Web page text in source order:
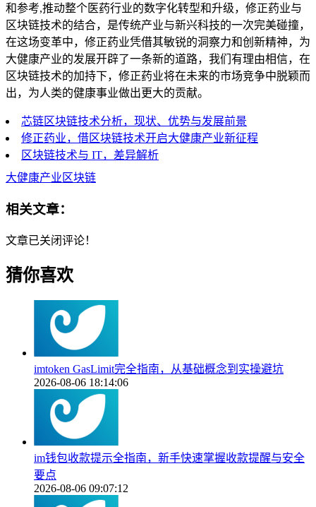
和参考,推动整个医药行业的数字化转型和升级，修正药业与
区块链技术的结合，是传统产业与新兴科技的一次完美碰撞，
在这场变革中，修正药业凭借其敏锐的洞察力和创新精神，为
大健康产业的发展开辟了一条新的道路，我们有理由相信，在
区块链技术的加持下，修正药业将在未来的市场竞争中脱颖而
出，为人类的健康事业做出更大的贡献。
芯链区块链技术分析，现状、优势与发展前景
修正药业，借区块链技术开启大健康产业新征程
区块链技术与 IT，差异解析
大健康产业区块链
相关文章：
文章已关闭评论！
猜你喜欢
imtoken GasLimit完全指南，从基础概念到实操避坑
2026-08-06 18:14:06
im钱包收款提示全指南，新手快速掌握收款提醒与安全
要点
2026-08-06 09:07:12